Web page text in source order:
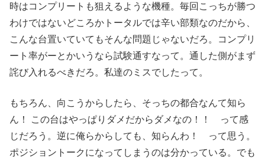
時はコンプリートも狙えるような機種。毎回こっちが勝つ
わけではないどころかトータルでは辛い部類なのだから、
こんな台置いていてもそんな問題じゃないだろ。コンプリ
ート率がーとかいうなら試験通すなって。通した側がまず
詫び入れるべきだろ。私達のミスでしたって。
もちろん、向こうからしたら、そっちの都合なんて知ら
ん！ この台はやっぱりダメだからダメなの！！ って感
じだろう。逆に俺らからしても、知らんわ！ って思う。
ポジショントークになってしまうのは分かっている。でも